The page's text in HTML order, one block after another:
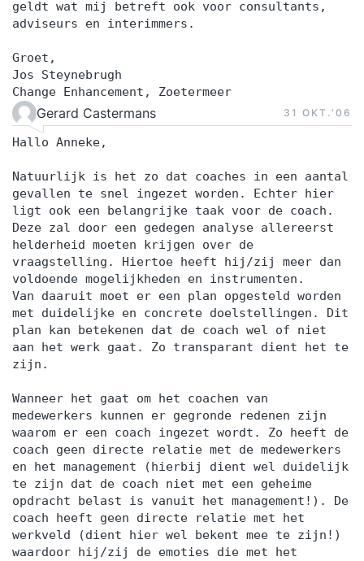
geldt wat mij betreft ook voor consultants,
adviseurs en interimmers.
Groet,
Jos Steynebrugh
Change Enhancement, Zoetermeer
Gerard Castermans 31 OKT.‘06
Hallo Anneke,
Natuurlijk is het zo dat coaches in een aantal
gevallen te snel ingezet worden. Echter hier
ligt ook een belangrijke taak voor de coach.
Deze zal door een gedegen analyse allereerst
helderheid moeten krijgen over de
vraagstelling. Hiertoe heeft hij/zij meer dan
voldoende mogelijkheden en instrumenten.
Van daaruit moet er een plan opgesteld worden
met duidelijke en concrete doelstellingen. Dit
plan kan betekenen dat de coach wel of niet
aan het werk gaat. Zo transparant dient het te
zijn.
Wanneer het gaat om het coachen van
medewerkers kunnen er gegronde redenen zijn
waarom er een coach ingezet wordt. Zo heeft de
coach geen directe relatie met de medewerkers
en het management (hierbij dient wel duidelijk
te zijn dat de coach niet met een geheime
opdracht belast is vanuit het management!). De
coach heeft geen directe relatie met het
werkveld (dient hier wel bekent mee te zijn!)
waardoor hij/zij de emoties die met het